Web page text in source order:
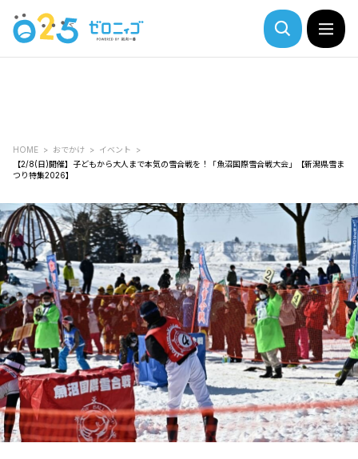
HOME おでかけ
イベント
【2/8(日)開催】子どもから大人まで本気の雪合戦を！「魚沼国際雪合戦大会」【新潟県雪ま
つり特集2026】